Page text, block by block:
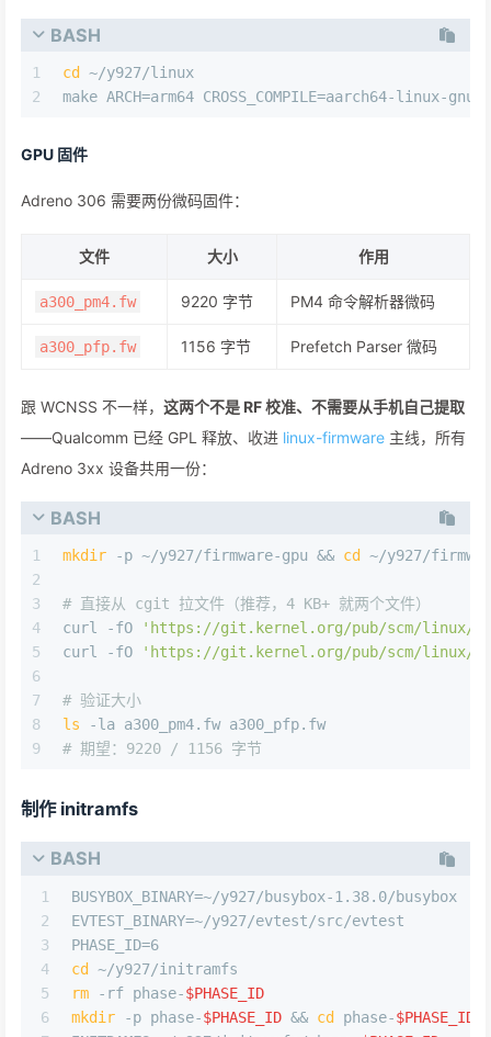
BASH
1
2
cd
~/y927/linux
make ARCH=arm64 CROSS_COMPILE=aarch64-linux-
GPU 固件
Adreno 306 需要两份微码固件：
文件 大小 作用
a300_pm4.fw 9220 字节 PM4 命令解析器微码
a300_pfp.fw 1156 字节 Prefetch Parser 微码
跟 WCNSS 不一样， 这两个不是 RF 校准、不需要从手机自己提取
——Qualcomm 已经 GPL 释放、收进 linux-firmware 主线，所有
Adreno 3xx 设备共用一份：
BASH
1
2
3
4
5
6
7
8
9
mkdir -p ~/y927/firmware-gpu && cd ~/y927/
# 直接从 cgit 拉文件（推荐，4 KB+ 就两个文件）
curl -fO
'https://git.kernel.org/pub/scm/linux/
curl -fO
'https://git.kernel.org/pub/scm/linux/
# 验证大小
ls -la a300_pm4.fw a300_pfp.fw
# 期望：9220 / 1156 字节
制作 initramfs
BASH
1
2
3
4
5
6
BUSYBOX_BINARY=~/y927/busybox-1.38.0/busybox
EVTEST_BINARY=~/y927/evtest/src/evtest
PHASE_ID=6
cd ~/y927/initramfs
rm -rf phase-$PHASE_ID
mkdir -p phase-$PHASE_ID && cd phase-$PHASE_ID